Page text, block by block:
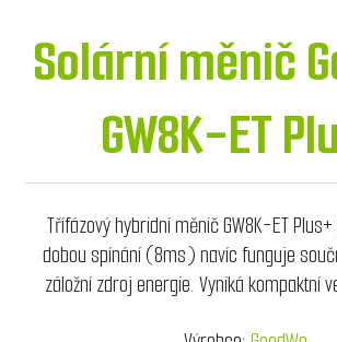
Solární měnič
GW8K-ET
Třífázový hybridní měnič GW8K-ET
dobou spínání (8ms) navíc funguje
záložní zdroj energie. Vyniká kompaktní